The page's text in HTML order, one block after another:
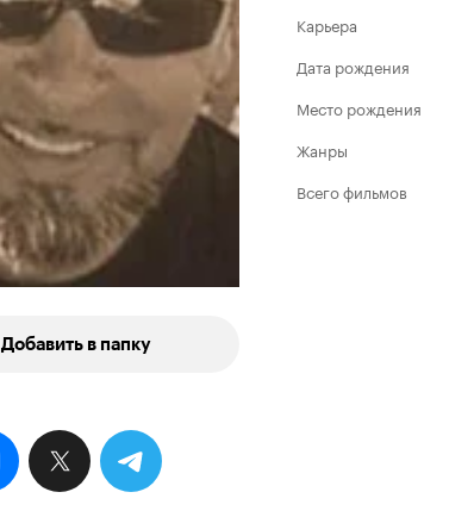
Добавить в папку
Карьера
Дата рождения
Место рождения
Жанры
Всего фильмов